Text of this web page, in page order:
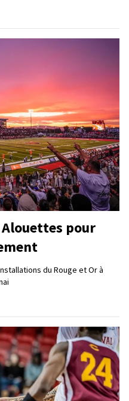
Alouettes pour
du Rouge et Or à